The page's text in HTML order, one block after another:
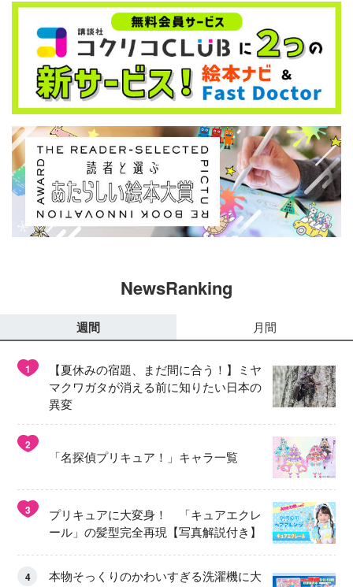
NewsRanking
週間 月間
1
【夏休みの宿題、まだ間に合う！】ミヤ
マクワガタが消える前に知りたい日本の
異変
2
「名探偵プリキュア！」キャラ一覧
3
プリキュアに大変身！ 「キュアエクレ
ール」の髪型完全再現【写真解説付き】
4
本物そっくりのかわいすぎる洗濯機に大